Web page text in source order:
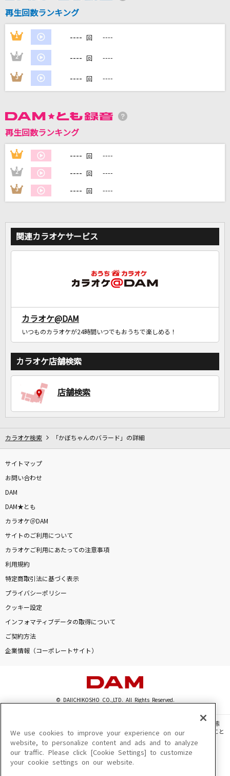
カラオケ最新情報をチェック！
DAMに会員登録・ログインして
家族や友達と一緒に！練習にも！
再生回数ランキング
1 ---- 回 ----
2 ---- 回 ----
3 ---- 回 ----
再生回数ランキング
1 ---- 回 ----
2 ---- 回 ----
3 ---- 回 ----
関連カラオケサービス
カラオケ@DAM
いつものカラオケが24時間いつでもおうちで楽しめる！
カラオケ店舗検索
店舗検索
カラオケ検索 「かぼちゃんのバラード」の詳細
サイトマップ
お問い合わせ
DAM
DAM★とも
カラオケ＠DAM
サイトのご利用について
カラオケご利用にあたっての注意事項
利用規約
特定商取引法に基づく表示
プライバシーポリシー
クッキー設定
インフォマティブデータの取得について
ご契約方法
企業情報（コーポレートサイト）
© DAIICHIKOSHO CO.,LTD. All Rights Reserved.
このサイトに掲載されている一切の文章・画像・写真・動画・音声等を、手段や形態
を問わず、著作権法の定める範囲を超えて無断で複製、転載、ファイル化などすること
を禁じます。
楽曲及びコンテンツは、機種によりご利用いただけない場合があります。
楽曲及びコンテンツの配信日、配信内容が変更になる場合があります。
We use cookies to improve your experience on our
website, to personalize content and ads and to analyze
our traffic. Please click [Cookie Settings] to customize
your cookie settings on our website.